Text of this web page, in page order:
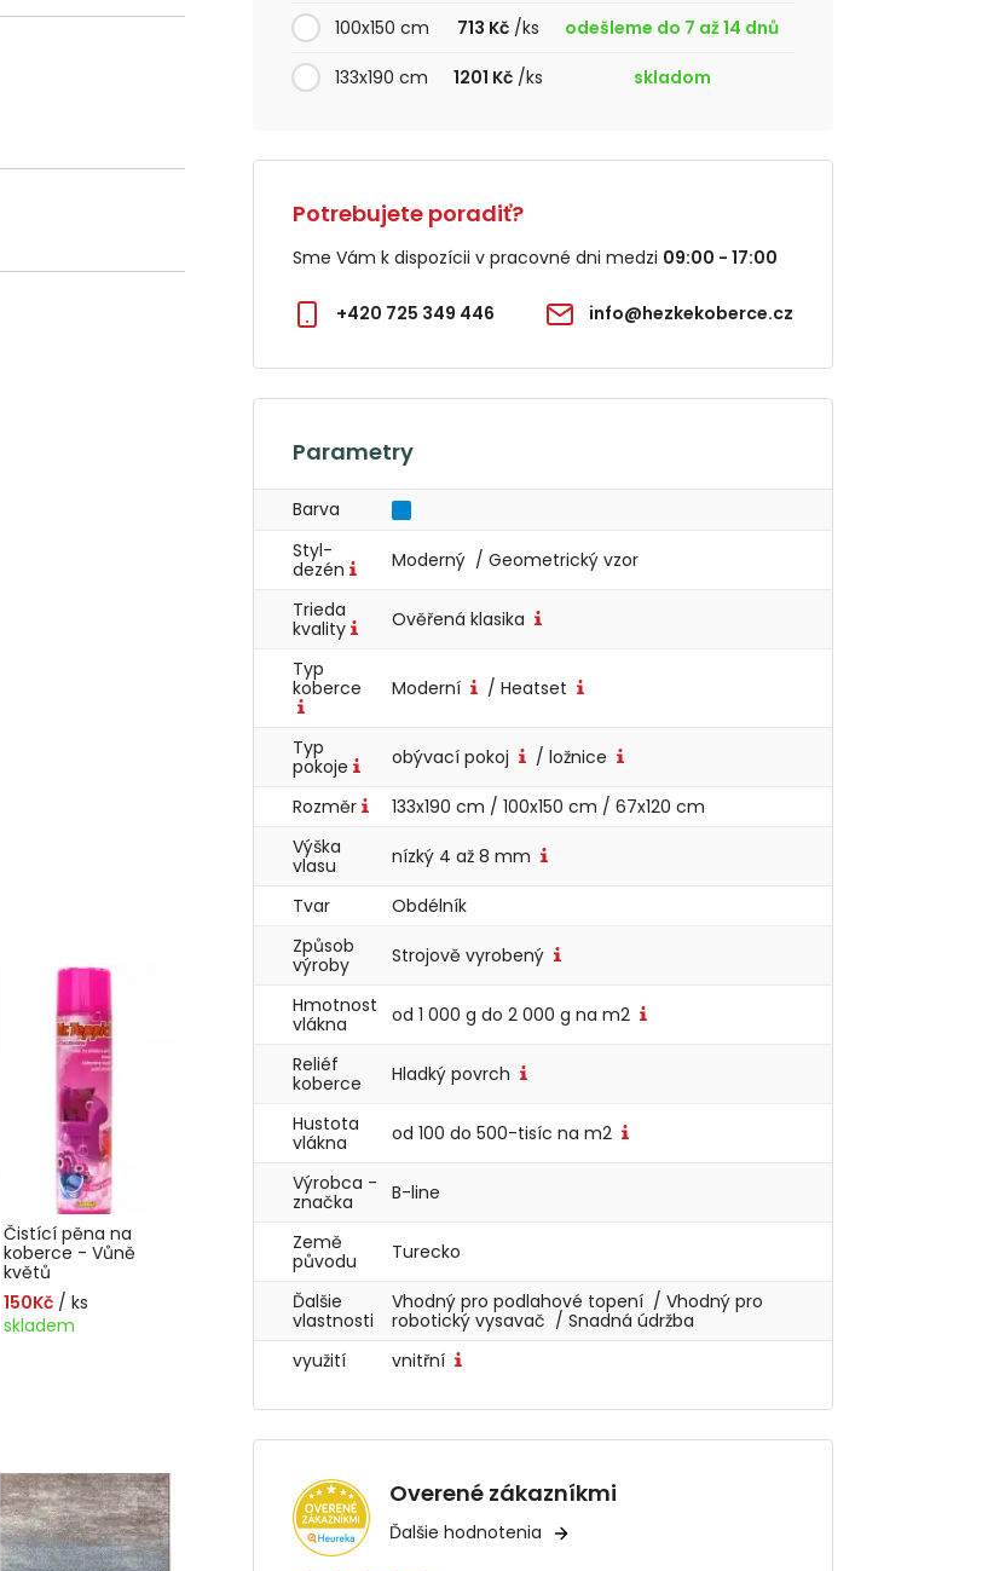
Čistící pěna na
koberce - Vůně
květů
150Kč / ks
skladem
100x150 cm 713 Kč /ks odešleme do 7 až 14 dnů
133x190 cm 1201 Kč /ks skladom
Potrebujete poradiť?
Sme Vám k dispozícii v pracovné dni medzi 09:00 - 17:00
+420 725 349 446 info@hezkekoberce.cz
Parametry
Barva
Styl-
dezén
Moderný / Geometrický vzor
Trieda
kvality
Ověřená klasika
Typ
koberce
Moderní / Heatset
Typ
pokoje
obývací pokoj / ložnice
Rozměr
133x190 cm / 100x150 cm / 67x120 cm
Výška
vlasu
nízký 4 až 8 mm
Tvar
Obdélník
Způsob
výroby
Strojově vyrobený
Hmotnost
vlákna
od 1 000 g do 2 000 g na m2
Reliéf
koberce
Hladký povrch
Hustota
vlákna
od 100 do 500-tisíc na m2
Výrobca -
značka
B-line
Země
původu
Turecko
Ďalšie
vlastnosti
Vhodný pro podlahové topení / Vhodný pro
robotický vysavač / Snadná údržba
využití
vnitřní
Overené zákazníkmi
Ďalšie hodnotenia